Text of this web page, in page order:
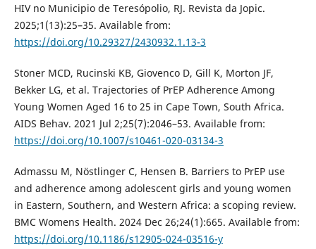
HIV no Municipio de Teresópolio, RJ. Revista da Jopic.
2025;1(13):25–35. Available from:
https://doi.org/10.29327/2430932.1.13-3
Stoner MCD, Rucinski KB, Giovenco D, Gill K, Morton JF,
Bekker LG, et al. Trajectories of PrEP Adherence Among
Young Women Aged 16 to 25 in Cape Town, South Africa.
AIDS Behav. 2021 Jul 2;25(7):2046–53. Available from:
https://doi.org/10.1007/s10461-020-03134-3
Admassu M, Nöstlinger C, Hensen B. Barriers to PrEP use
and adherence among adolescent girls and young women
in Eastern, Southern, and Western Africa: a scoping review.
BMC Womens Health. 2024 Dec 26;24(1):665. Available from:
https://doi.org/10.1186/s12905-024-03516-y